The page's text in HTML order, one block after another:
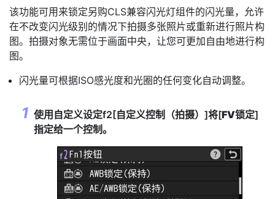
该功能可用来锁定另购CLS兼容闪光灯组件的闪光量，允许
在不改变闪光级别的情况下拍摄多张照片或重新进行照片构
图。拍摄对象无需位于画面中央，让您可更加自由地进行构
图。
闪光量可根据ISO感光度和光圈的任何变化自动调整。
使用自定义设定f2[自定义控制（拍摄） ]将[FV锁定]
指定给一个控制。